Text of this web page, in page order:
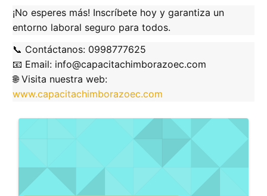
¡No esperes más! Inscríbete hoy y garantiza un
entorno laboral seguro para todos.
📞 Contáctanos: 0998777625
📧 Email: info@capacitachimborazoec.com
🌐 Visita nuestra web:
www.capacitachimborazoec.com